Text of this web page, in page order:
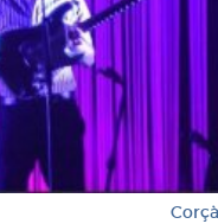
Corçà